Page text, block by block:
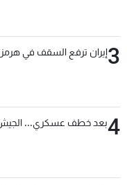
3إيران ترفع السقف في
4بعد خطف عسكري... الجيش